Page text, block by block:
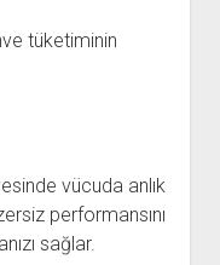
tüketiminin
vücuda anlık
performansını
sağlar.